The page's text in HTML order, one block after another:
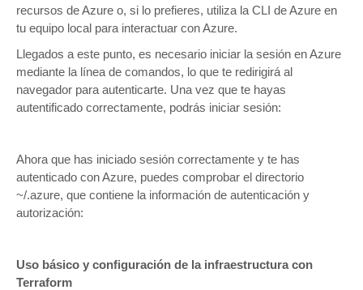
recursos de Azure o, si lo prefieres, utiliza la CLI de Azure en
tu equipo local para interactuar con Azure.
Llegados a este punto, es necesario iniciar la sesión en Azure
mediante la línea de comandos, lo que te redirigirá al
navegador para autenticarte. Una vez que te hayas
autentificado correctamente, podrás iniciar sesión:
Ahora que has iniciado sesión correctamente y te has
autenticado con Azure, puedes comprobar el directorio
~/.azure, que contiene la información de autenticación y
autorización:
Uso básico y configuración de la infraestructura con
Terraform